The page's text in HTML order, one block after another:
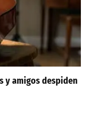
y amigos despiden